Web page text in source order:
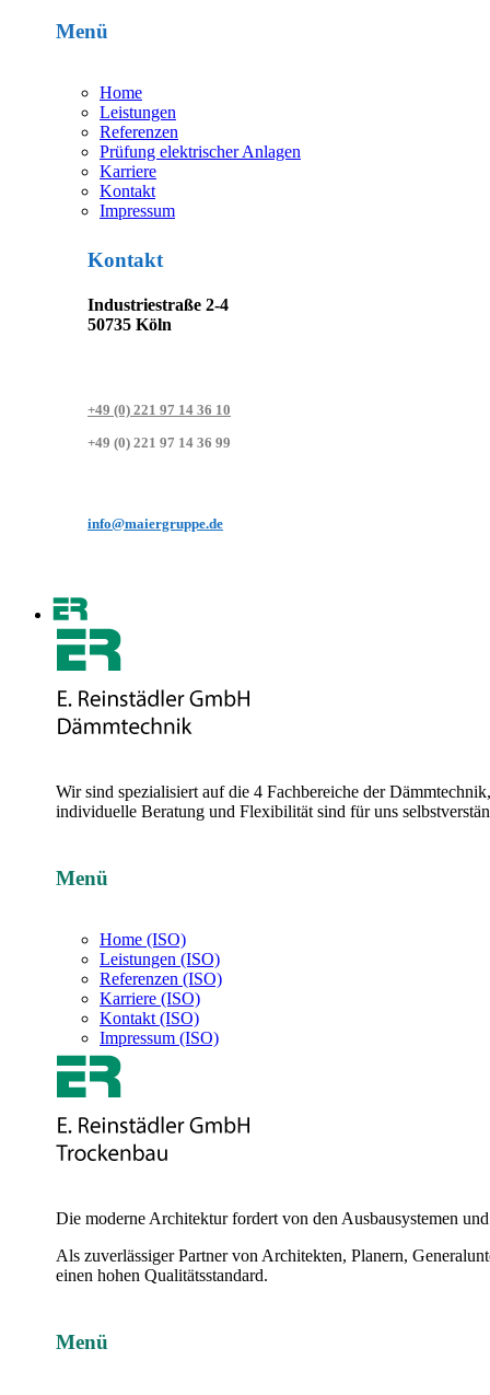
Menü
Home
Leistungen
Referenzen
Prüfung elektrischer Anlagen
Karriere
Kontakt
Impressum
Kontakt
Industriestraße 2-4
50735 Köln
+49 (0) 221 97 14 36 10
+49 (0) 221 97 14 36 99
info@maiergruppe.de
Wir sind spezialisiert auf die 4 Fachbereiche der
individuelle Beratung und Flexibilität sind für uns
Menü
Home (ISO)
Leistungen (ISO)
Referenzen (ISO)
Karriere (ISO)
Kontakt (ISO)
Impressum (ISO)
Die moderne Architektur fordert von den Ausbausystemen
Als zuverlässiger Partner von Architekten, Planern,
einen hohen Qualitätsstandard.
Menü